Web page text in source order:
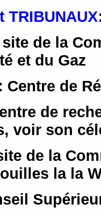
TRIBUNAUX
site de la
et du Gaz
: Centre de
de
voir son
de la
la la